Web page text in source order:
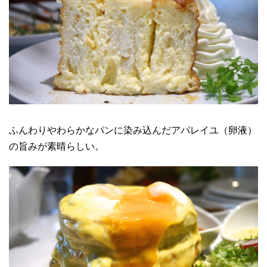
ふんわりやわらかなパンに染み込んだアパレイユ（卵液）
の旨みが素晴らしい。